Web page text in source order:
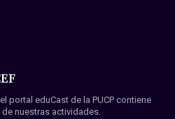
portal eduCast de la PUCP contiene
nuestras actividades.